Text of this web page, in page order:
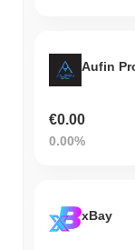
€0.00
0.00%
xBay